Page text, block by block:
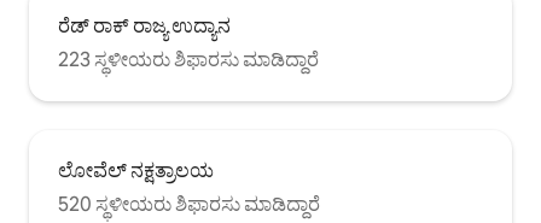
ರೆಡ್ ರಾಕ್ ರಾಜ್ಯ ಉದ್ಯಾನ
223 ಸ್ಥಳೀಯರು ಶಿಫಾರಸು ಮಾಡಿದ್ದಾರೆ
ಲೋವೆಲ್ ನಕ್ಷತ್ರಾಲಯ
520 ಸ್ಥಳೀಯರು ಶಿಫಾರಸು ಮಾಡಿದ್ದಾರೆ